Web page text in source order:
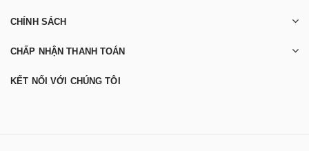
CHÍNH SÁCH
CHẤP NHẬN THANH TOÁN
KẾT NỐI VỚI CHÚNG TÔI